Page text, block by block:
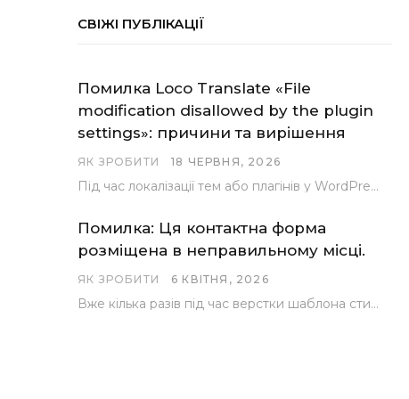
СВІЖІ ПУБЛІКАЦІЇ
Помилка Loco Translate «File
modification disallowed by the plugin
settings»: причини та вирішення
ЯК ЗРОБИТИ 18 ЧЕРВНЯ, 2026
Під час локалізації тем або плагінів у WordPress за допомогою популярного інструменту Loco Translate розробники…
Помилка: Ця контактна форма
розміщена в неправильному місці.
ЯК ЗРОБИТИ 6 КВІТНЯ, 2026
Вже кілька разів під час верстки шаблона стикалися з проблемою, коли замість контактної форми, згенерованої…